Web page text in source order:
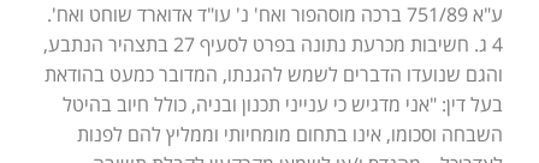
ע"א 751/89 ברכה מוסהפור ואח' נ' עו"ד אדוארד שוחט ואח'.
4 ג. חשיבות מכרעת נתונה בפרט לסעיף 27 בתצהיר הנתבע,
והגם שנועדו הדברים לשמש להגנתו, המדובר כמעט בהודאת
בעל דין: "אני מדגיש כי ענייני תכנון ובניה, כולל חיוב בהיטל
השבחה וסכומו, אינו בתחום מומחיותי וממליץ להם לפנות